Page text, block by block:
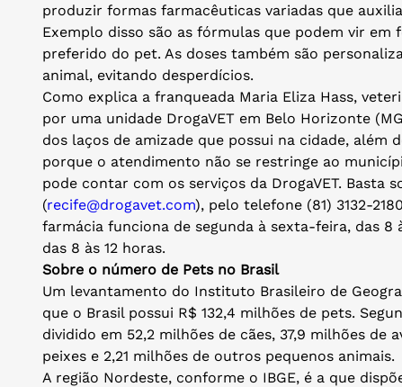
produzir formas farmacêuticas variadas que
Exemplo disso são as fórmulas que podem vir
preferido do pet. As doses também são
animal, evitando desperdícios.
Como explica a franqueada Maria Eliza Hass,
por uma unidade DrogaVET em Belo Horizonte
dos laços de amizade que possui na cidade, além
porque o atendimento não se restringe ao
pode contar com os serviços da DrogaVET. Basta
(recife@drogavet.com), pelo telefone (81) 3132-
farmácia funciona de segunda à sexta-feira, das 8
das 8 às 12 horas.
Sobre o número de Pets no Brasil
Um levantamento do Instituto Brasileiro de
que o Brasil possui R$ 132,4 milhões de pets.
dividido em 52,2 milhões de cães, 37,9 milhões de
peixes e 2,21 milhões de outros pequenos animais.
A região Nordeste, conforme o IBGE, é a que